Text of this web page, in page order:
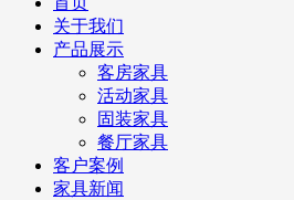
关于我们
产品展示
客房家具
活动家具
固装家具
餐厅家具
客户案例
家具新闻